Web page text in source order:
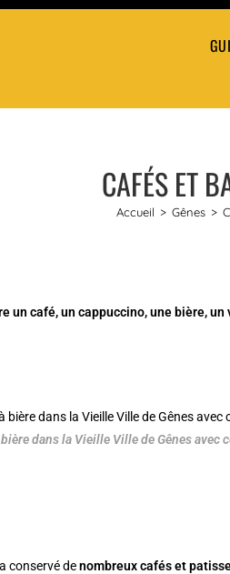
CAFÉS ET
Accueil > Gênes >
un café, un cappuccino, une bière,
bière dans la Vieille Ville de Gênes
conservé denombreux cafés et